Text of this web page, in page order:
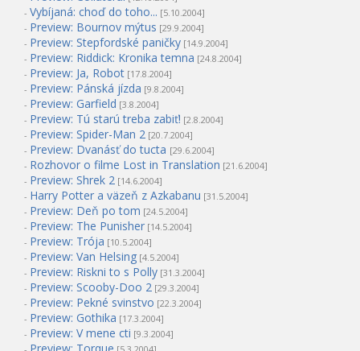
- Vybíjaná: choď do toho... [5.10.2004]
- Preview: Bournov mýtus [29.9.2004]
- Preview: Stepfordské paničky [14.9.2004]
- Preview: Riddick: Kronika temna [24.8.2004]
- Preview: Ja, Robot [17.8.2004]
- Preview: Pánská jízda [9.8.2004]
- Preview: Garfield [3.8.2004]
- Preview: Tú starú treba zabiť! [2.8.2004]
- Preview: Spider-Man 2 [20.7.2004]
- Preview: Dvanásť do tucta [29.6.2004]
- Rozhovor o filme Lost in Translation [21.6.2004]
- Preview: Shrek 2 [14.6.2004]
- Harry Potter a väzeň z Azkabanu [31.5.2004]
- Preview: Deň po tom [24.5.2004]
- Preview: The Punisher [14.5.2004]
- Preview: Trója [10.5.2004]
- Preview: Van Helsing [4.5.2004]
- Preview: Riskni to s Polly [31.3.2004]
- Preview: Scooby-Doo 2 [29.3.2004]
- Preview: Pekné svinstvo [22.3.2004]
- Preview: Gothika [17.3.2004]
- Preview: V mene cti [9.3.2004]
Preview: Torque